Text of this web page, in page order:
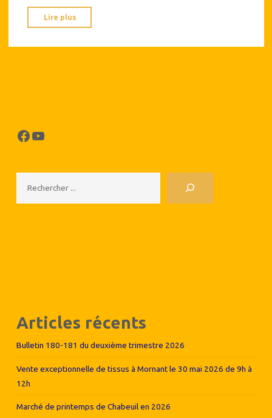
Lire plus
Théâtre
Facebook
YouTube
Articles récents
Bulletin 180-181 du deuxième trimestre 2026
Vente exceptionnelle de tissus à Mornant le 30 mai 2026 de 9h à
12h
Marché de printemps de Chabeuil en 2026